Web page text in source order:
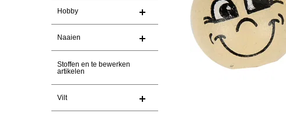
Hobby
Naaien
Stoffen en te bewerken
artikelen
Vilt